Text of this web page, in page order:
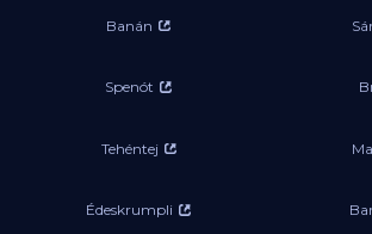
Banán
Spenót
Tehéntej
Édeskrumpli